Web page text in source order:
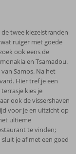
twee kiezelstranden
ruiger met goede
ook eens de
en Tsamadou.
Samos. Na het
Hier tref je een
kies je
ook de vissershaven
voor je en uitzicht op
ultieme
te vinden;
je af met een goed